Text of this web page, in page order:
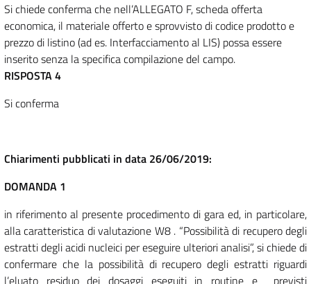
Si chiede conferma che nell’ALLEGATO F, scheda offerta
economica, il materiale offerto e sprovvisto di codice prodotto e
prezzo di listino (ad es. Interfacciamento al LIS) possa essere
inserito senza la specifica compilazione del campo.
RISPOSTA 4
Si conferma
Chiarimenti pubblicati in data 26/06/2019:
DOMANDA 1
in riferimento al presente procedimento di gara ed, in particolare,
alla caratteristica di valutazione W8 . “Possibilità di recupero degli
estratti degli acidi nucleici per eseguire ulteriori analisi”, si chiede di
confermare che la possibilità di recupero degli estratti riguardi